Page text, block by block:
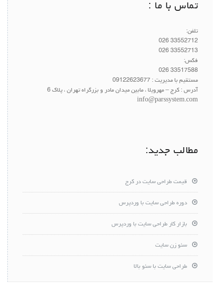
تماس با ما :
تلفن:
33552712 026
33552713 026
فکس:
33517588 026
مستقیم با مدیریت : 09122623677
آدرس : کرج – مهرویلا ، مابین میدان مادر و بزرگراه تهران ، پلاک 6
info@parssystem.com
مطالب جدید:
قیمت طراحی سایت در کرج
دوره طراحی سایت با وردپرس
بازار کار طراحی سایت با وردپرس
سئو زن سایت
طراحی سایت با سئو بالا